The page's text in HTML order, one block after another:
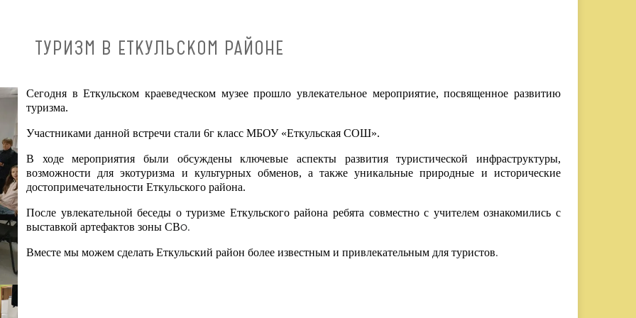
ТУРИЗМ В ЕТКУЛЬСКОМ РАЙОНЕ
Сегодня в Еткульском краеведческом музее прошло увлекательное мероприятие, посвященное развитию
туризма.
Участниками данной встречи стали 6г класс МБОУ «Еткульская СОШ».
В ходе мероприятия были обсуждены ключевые аспекты развития туристической инфраструктуры,
возможности для экотуризма и культурных обменов, а также уникальные природные и исторические
достопримечательности Еткульского района.
После увлекательной беседы о туризме Еткульского района ребята совместно с учителем ознакомились с
выставкой артефактов зоны СВО.
Вместе мы можем сделать Еткульский район более известным и привлекательным для туристов.